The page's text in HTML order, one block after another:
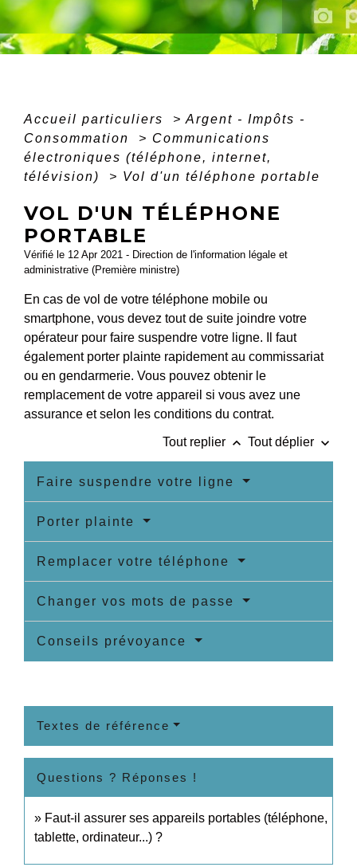
Accueil particuliers > Argent - Impôts -
Consommation
> Communications
électroniques (téléphone, internet,
télévision)
> Vol d'un téléphone portable
VOL D'UN TÉLÉPHONE
PORTABLE
Vérifié le 12 Apr 2021 - Direction de l'information légale et
administrative (Première ministre)
En cas de vol de votre téléphone mobile ou
smartphone, vous devez tout de suite joindre votre
opérateur pour faire suspendre votre ligne. Il faut
également porter plainte rapidement au commissariat
ou en gendarmerie. Vous pouvez obtenir le
remplacement de votre appareil si vous avez une
assurance et selon les conditions du contrat.
Tout replier keyboard_arrow_up Tout déplier keyboard_arrow_down
Faire suspendre votre ligne
Porter plainte
Remplacer votre téléphone
Changer vos mots de passe
Conseils prévoyance
Textes de référence
Questions ? Réponses !
Faut-il assurer ses appareils portables (téléphone,
tablette, ordinateur...) ?